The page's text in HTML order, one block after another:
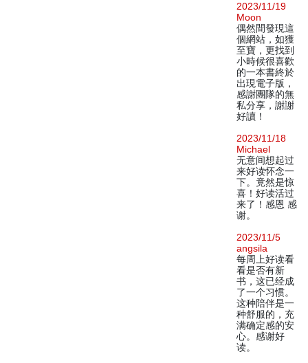
2023/11/19
Moon
偶然間發現這
個網站，如獲
至寶，更找到
小時候很喜歡
的一本書終於
出現電子版，
感謝團隊的無
私分享，謝謝
好讀！
2023/11/18
Michael
无意间想起过
来好读怀念一
下。竟然是惊
喜！好读活过
来了！感恩 感
谢。
2023/11/5
angsila
每周上好读看
看是否有新
书，这已经成
了一个习惯。
这种陪伴是一
种舒服的，充
满确定感的安
心。感谢好
读。